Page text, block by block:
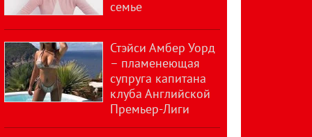
семье
Стэйси Амбер Уорд
– пламенеющая
супруга капитана
клуба Английской
Премьер-Лиги